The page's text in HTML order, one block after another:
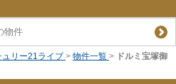
物件
リー21ライブ > 物件一覧 > ドルミ宝塚御